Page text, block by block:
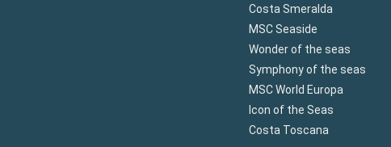
Costa Smeralda
MSC Seaside
Wonder of the seas
Symphony of the seas
MSC World Europa
Icon of the Seas
Costa Toscana